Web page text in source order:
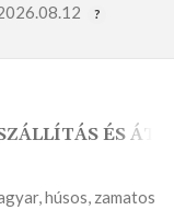
ÉS
húsos, zamatos